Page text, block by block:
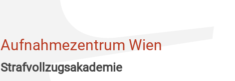
Aufnahmezentrum Wien
Strafvollzugsakademie